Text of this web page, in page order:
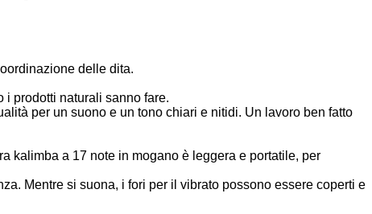
delle dita.
prodotti naturali sanno fare.
per un suono e un tono chiari e nitidi. Un lavoro ben fatto
kalimba a 17 note in mogano è leggera e portatile, per
Mentre si suona, i fori per il vibrato possono essere coperti e